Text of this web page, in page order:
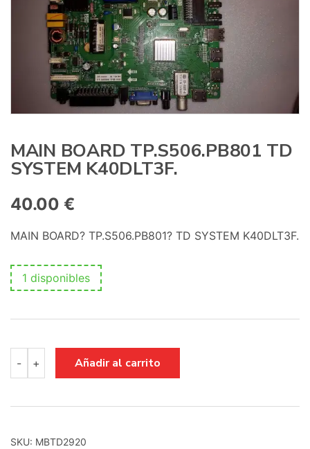
MAIN BOARD TP.S506.PB801 TD
SYSTEM K40DLT3F.
40.00 €
MAIN BOARD? TP.S506.PB801? TD SYSTEM K40DLT3F.
1 disponibles
-
BOARD
TP.S506.PB801
SYSTEM
cantidad
+ Añadir al carrito
SKU: MBTD2920